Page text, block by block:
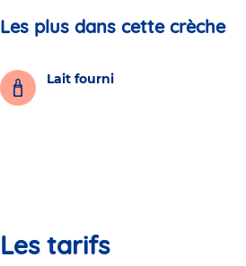
Les plus dans cette crèche
Lait fourni
Les tarifs